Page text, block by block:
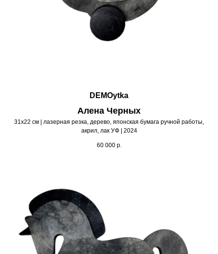
DEMOytka
Алена Черных
31х22 см | лазерная резка, дерево, японская бумага ручной работы,
акрил, лак УФ | 2024
60 000 р.